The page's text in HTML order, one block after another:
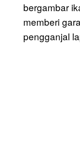
bergambar
memberi
pengganjal